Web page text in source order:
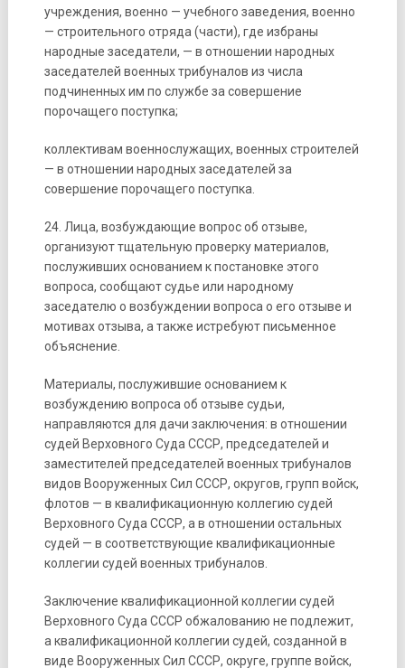
учреждения, военно — учебного заведения, военно
— строительного отряда (части), где избраны
народные заседатели, — в отношении народных
заседателей военных трибуналов из числа
подчиненных им по службе за совершение
порочащего поступка;
коллективам военнослужащих, военных строителей
— в отношении народных заседателей за
совершение порочащего поступка.
24. Лица, возбуждающие вопрос об отзыве,
организуют тщательную проверку материалов,
послуживших основанием к постановке этого
вопроса, сообщают судье или народному
заседателю о возбуждении вопроса о его отзыве и
мотивах отзыва, а также истребуют письменное
объяснение.
Материалы, послужившие основанием к
возбуждению вопроса об отзыве судьи,
направляются для дачи заключения: в отношении
судей Верховного Суда СССР, председателей и
заместителей председателей военных трибуналов
видов Вооруженных Сил СССР, округов, групп войск,
флотов — в квалификационную коллегию судей
Верховного Суда СССР, а в отношении остальных
судей — в соответствующие квалификационные
коллегии судей военных трибуналов.
Заключение квалификационной коллегии судей
Верховного Суда СССР обжалованию не подлежит,
а квалификационной коллегии судей, созданной в
виде Вооруженных Сил СССР, округе, группе войск,